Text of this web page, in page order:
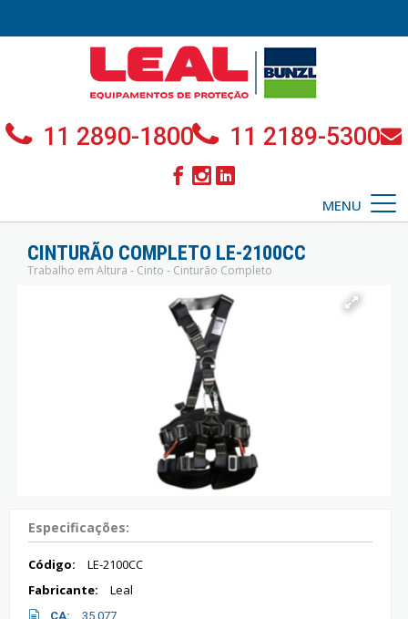
11 2890-1800 11 2189-5300
MENU
CINTURÃO COMPLETO LE-2100CC
Trabalho em Altura - Cinto - Cinturão Completo
Especificações:
Código:
LE-2100CC
Fabricante:
Leal
CA: 35.077